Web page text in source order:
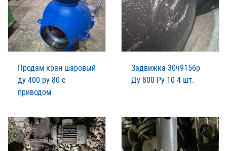
Продам кран шаровый
ду 400 ру 80 с
приводом
Задвижка 30ч915бр
Ду 800 Ру 10 4 шт.